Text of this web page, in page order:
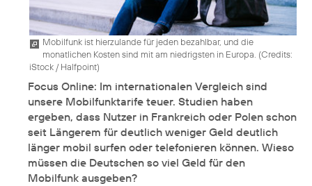
Mobilfunk ist hierzulande für jeden bezahlbar, und die
monatlichen Kosten sind mit am niedrigsten in Europa. (Credits:
iStock / Halfpoint)
Focus Online: Im internationalen Vergleich sind
unsere Mobilfunktarife teuer. Studien haben
ergeben, dass Nutzer in Frankreich oder Polen schon
seit Längerem für deutlich weniger Geld deutlich
länger mobil surfen oder telefonieren können. Wieso
müssen die Deutschen so viel Geld für den
Mobilfunk ausgeben?